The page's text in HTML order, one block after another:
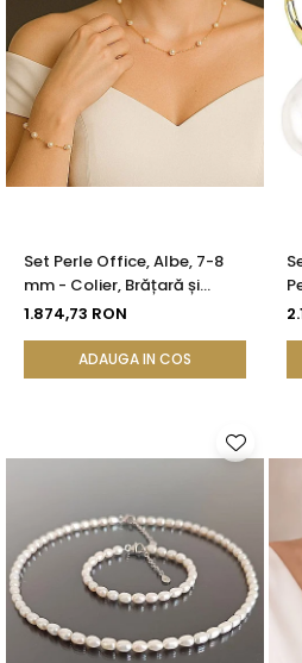
Set Perle Office, Albe, 7-8
mm - Colier, Brățară și
Cercei, Aur Galben 14K |
1.874,73 RON
ADAUGA IN COS